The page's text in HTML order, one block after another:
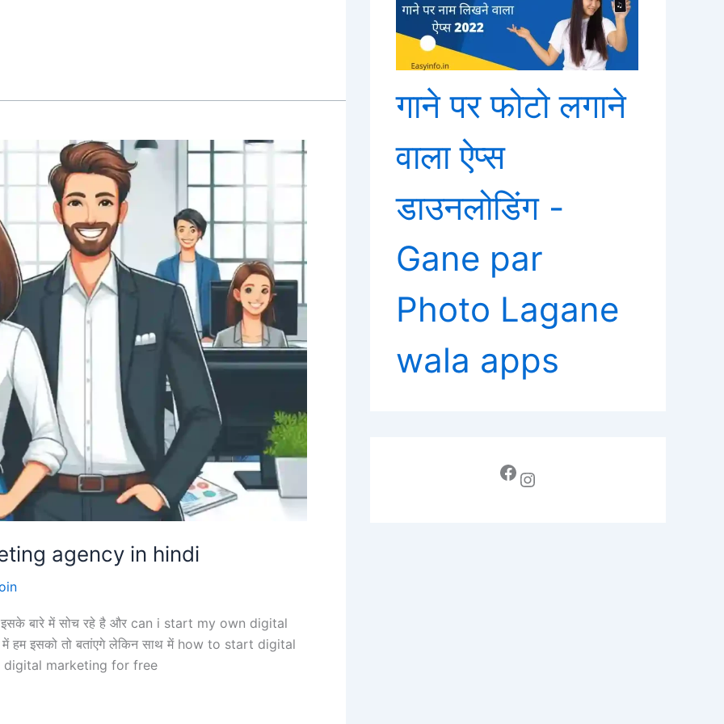
agency in hindi
बारे में सोच रहे है और can i start my own digital
हम इसको तो बतांएगे लेकिन साथ में how to start digital
marketing for free
गाने पर फोटो लगाने
वाला ऐप्स
डाउनलोडिंग -
Gane par
Photo Lagane
wala apps
Facebook Instagram